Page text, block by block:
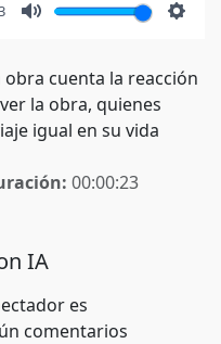
cuenta la reacción
la obra, quienes
igual en su vida
00:00:23
IA
es
comentarios